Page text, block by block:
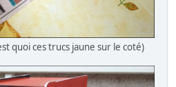
quoi ces trucs jaune sur le coté)